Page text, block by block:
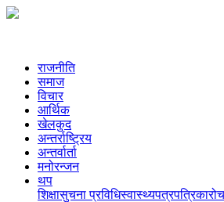
राजनीति
समाज
विचार
आर्थिक
खेलकुद
अन्तर्राष्ट्रिय
अन्तर्वार्ता
मनोरन्जन
थप
शिक्षासुचना प्रविधिस्वास्थ्यपत्रपत्रिका